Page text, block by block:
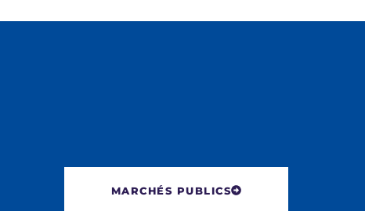
MARCHÉS PUBLICS